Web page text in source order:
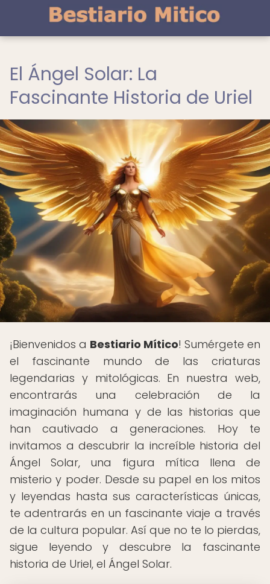
El Ángel Solar: La
Fascinante Historia de Uriel
¡Bienvenidos a Bestiario Mítico! Sumérgete en
el fascinante mundo de las criaturas
legendarias y mitológicas. En nuestra web,
encontrarás una celebración de la
imaginación humana y de las historias que
han cautivado a generaciones. Hoy te
invitamos a descubrir la increíble historia del
Ángel Solar, una figura mítica llena de
misterio y poder. Desde su papel en los mitos
y leyendas hasta sus características únicas,
te adentrarás en un fascinante viaje a través
de la cultura popular. Así que no te lo pierdas,
sigue leyendo y descubre la fascinante
historia de Uriel, el Ángel Solar.